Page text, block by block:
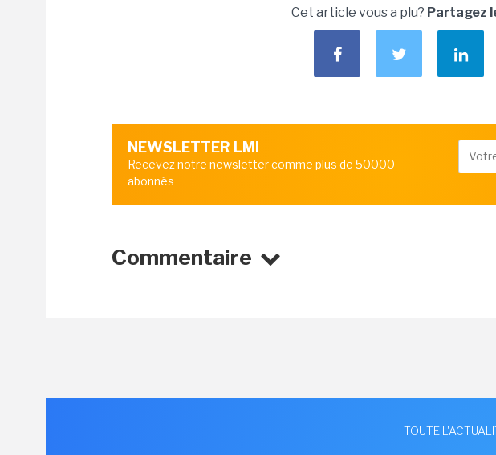
Cet article vous a plu? Partagez
NEWSLETTER LMI
Recevez notre newsletter comme plus de 50000
abonnés
Commentaire
TOUTE